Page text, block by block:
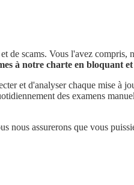
de scams. Vous l'avez
à notre charte en bloquant
et d'analyser chaque mise
des examens
assurerons que vous